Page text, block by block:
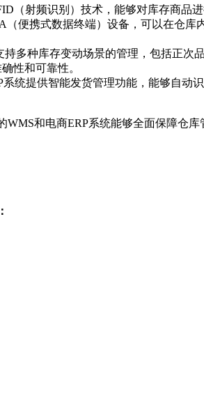
（射频识别）技术，能够对库存商品
（便携式数据终端）设备，可以在仓
持多种库存变动场景的管理，包括正次
性和可靠性。
系统提供智能发货管理功能，能够自动
WMS和电商ERP系统能够全面保障仓